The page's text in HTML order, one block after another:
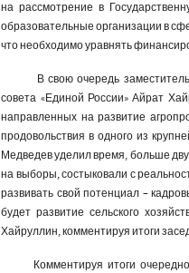
на рассмотрение в
образовательные организации в
что необходимо уравнять
В свою очередь
совета «Единой России» Айрат
направленных на развитие
продовольствия в одного из
Медведев уделил время, больше
на выборы, состыковали с
развивать свой потенциал –
будет развитие сельского
Хайруллин, комментируя итоги
Комментируя итоги